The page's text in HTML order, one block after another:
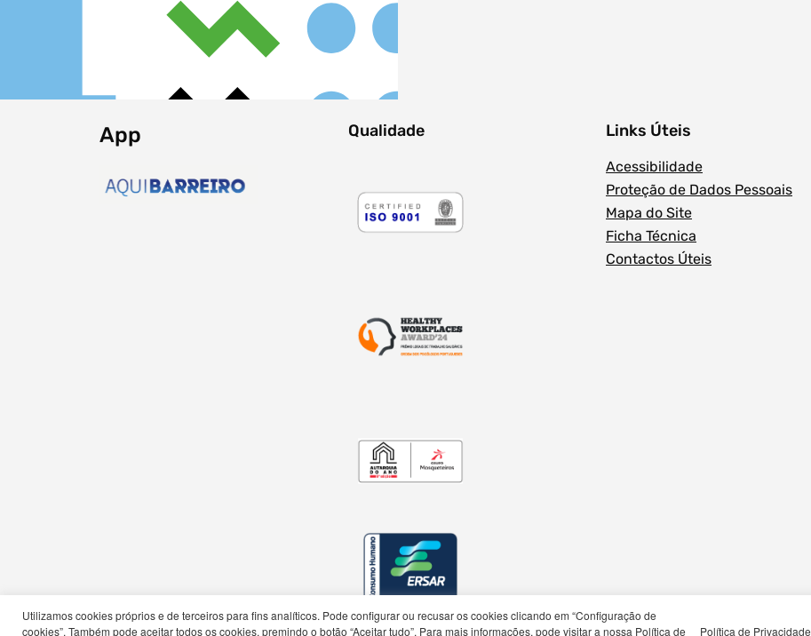
App Qualidade Links Úteis
Acessibilidade
Proteção de Dados Pessoais
Mapa do Site
Ficha Técnica
Contactos Úteis
Utilizamos cookies próprios e de terceiros para fins analíticos. Pode configurar ou recusar os cookies clicando em “Configuração de
cookies”. Também pode aceitar todos os cookies, premindo o botão “Aceitar tudo”. Para mais informações, pode visitar a nossa Política de
Política de Privacidade